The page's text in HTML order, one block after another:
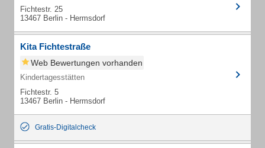
Fichtestr. 25
13467 Berlin - Hermsdorf
Kita Fichtestraße
Web Bewertungen vorhanden
Kindertagesstätten
Fichtestr. 5
13467 Berlin - Hermsdorf
Gratis-Digitalcheck